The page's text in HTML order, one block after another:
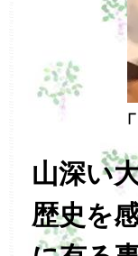
山深い
歴史を